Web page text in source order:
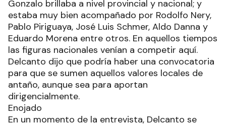
Gonzalo brillaba a nivel provincial y nacional; y
estaba muy bien acompañado por Rodolfo Nery,
Pablo Piriguaya, José Luis Schmer, Aldo Danna y
Eduardo Morena entre otros. En aquellos tiempos
las figuras nacionales venían a competir aquí.
Delcanto dijo que podría haber una convocatoria
para que se sumen aquellos valores locales de
antaño, aunque sea para aportan
dirigencialmente.
Enojado
En un momento de la entrevista, Delcanto se